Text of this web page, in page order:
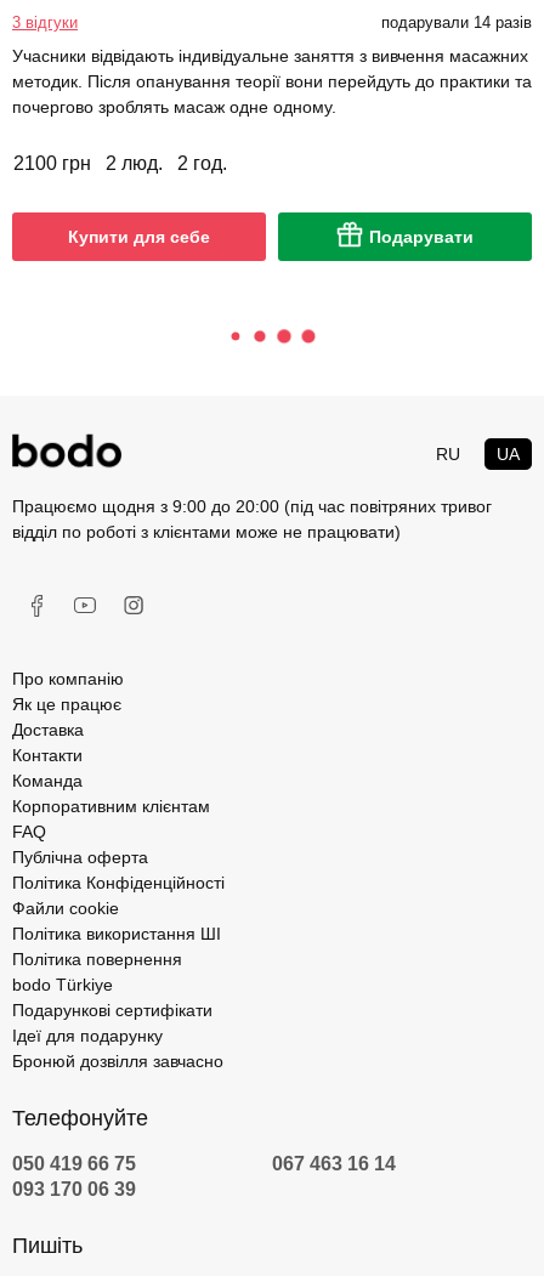
3 відгуки подарували 14 разів
Учасники відвідають індивідуальне заняття з вивчення масажних
методик. Після опанування теорії вони перейдуть до практики та
почергово зроблять масаж одне одному.
2100 грн 2 люд. 2 год.
Купити для себе Подарувати
RU UA
Працюємо щодня з 9:00 до 20:00 (під час повітряних тривог
відділ по роботі з клієнтами може не працювати)
Про компанію
Як це працює
Доставка
Контакти
Команда
Корпоративним клієнтам
FAQ
Публічна оферта
Політика Конфіденційності
Файли cookie
Політика використання ШІ
Політика повернення
bodo Türkiye
Подарункові сертифікати
Ідеї для подарунку
Бронюй дозвілля завчасно
Телефонуйте
050 419 66 75
067 463 16 14
093 170 06 39
Пишіть